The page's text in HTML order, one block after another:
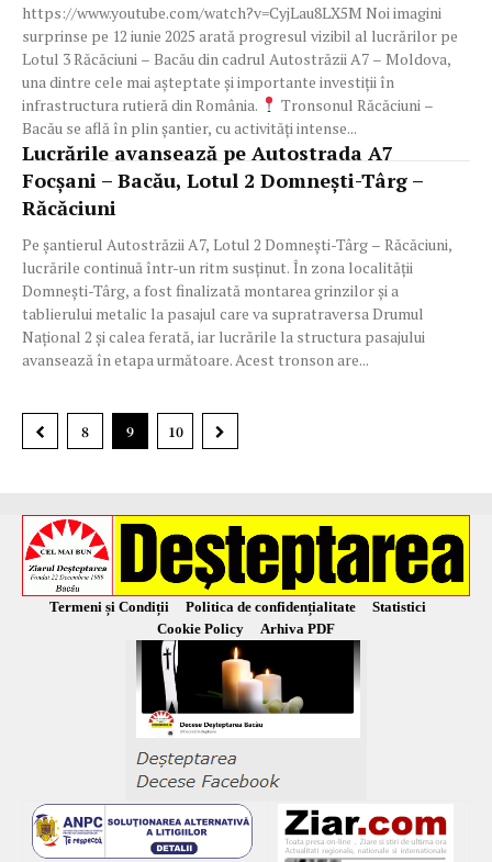
https://www.youtube.com/watch?v=CyjLau8LX5M Noi imagini
surprinse pe 12 iunie 2025 arată progresul vizibil al lucrărilor pe
Lotul 3 Răcăciuni – Bacău din cadrul Autostrăzii A7 – Moldova,
una dintre cele mai așteptate și importante investiții în
infrastructura rutieră din România.
Tronsonul Răcăciuni –
Bacău se află în plin șantier, cu activități intense...
Lucrările avansează pe Autostrada A7
Focșani – Bacău, Lotul 2 Domnești-Târg –
Răcăciuni
Pe șantierul Autostrăzii A7, Lotul 2 Domnești-Târg – Răcăciuni,
lucrările continuă într-un ritm susținut. În zona localității
Domnești-Târg, a fost finalizată montarea grinzilor și a
tablierului metalic la pasajul care va supratraversa Drumul
Național 2 și calea ferată, iar lucrările la structura pasajului
avansează în etapa următoare. Acest tronson are...
8 9 10
Termeni și Condiții Politica de confidențialitate
Statistici
Cookie Policy
Arhiva PDF